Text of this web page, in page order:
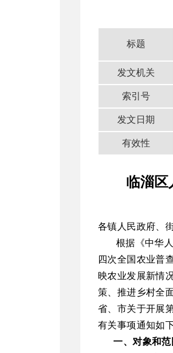
标题
发文机关
索引号
发文日期
有效性
临淄区
各镇人民政府、
根据《中华人
四次全国农业普
映农业发展新情
策、推进乡村全
省、市关于开展
有关事项通知如下
一、 对象和范